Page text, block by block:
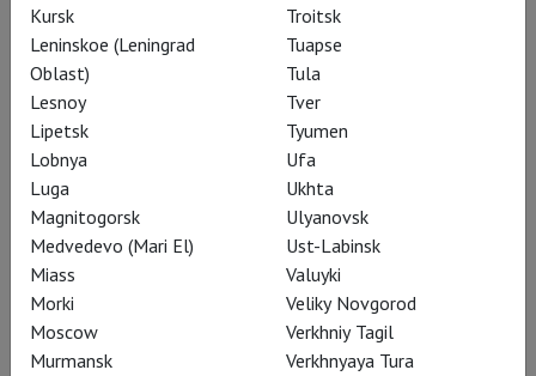
кинотеатра и сроков оформления возврата.
Как организовать показ Вашем городе?
О нас
TheatreHD
это прямые трансляции и показы в записи
спектаклей театров России и мира, а также фильмы об
искусстве и концерты звёзд оперы и классической музыки.
Kursk
Leninskoe (Leningrad
Oblast)
Lesnoy
Lipetsk
Lobnya
Luga
Magnitogorsk
Medvedevo (Mari El)
Miass
Morki
Moscow
Murmansk
Troitsk
Tuapse
Tula
Tver
Tyumen
Ufa
Ukhta
Ulyanovsk
Ust-Labinsk
Valuyki
Veliky Novgorod
Verkhniy Tagil
Verkhnyaya Tura